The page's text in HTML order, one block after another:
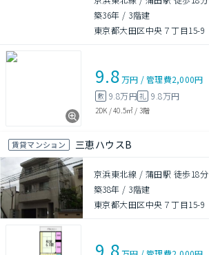
築36年 / 3階建
東京都大田区中央７丁目15-9
9.8万円 /管理費2,000円
敷 9.8万円礼 9.8万円
2DK /40.5㎡ / 3階
賃貸マンション 三恵ハウスB
京浜東北線 / 蒲田駅 徒歩18分
築38年 / 3階建
東京都大田区中央７丁目15-9
9.8